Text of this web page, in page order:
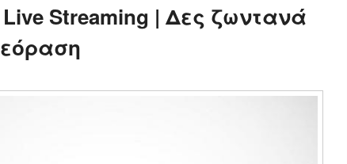
Live Streaming | Δες ζωντανά